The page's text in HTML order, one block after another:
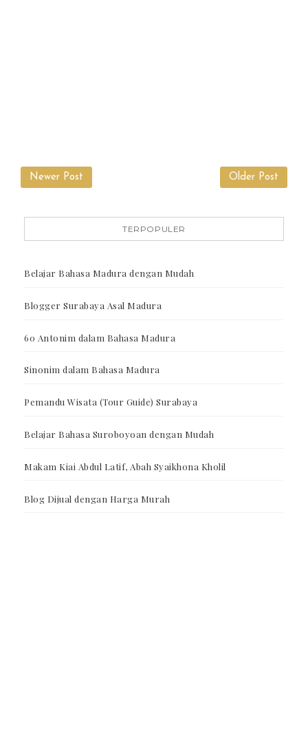
Newer Post Older Post
TERPOPULER
Belajar Bahasa Madura dengan Mudah
Blogger Surabaya Asal Madura
60 Antonim dalam Bahasa Madura
Sinonim dalam Bahasa Madura
Pemandu Wisata (Tour Guide) Surabaya
Belajar Bahasa Suroboyoan dengan Mudah
Makam Kiai Abdul Latif, Abah Syaikhona Kholil
Blog Dijual dengan Harga Murah